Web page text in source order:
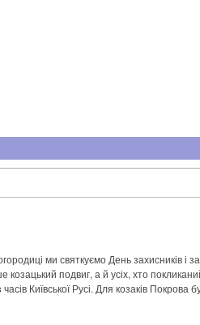
ми святкуємо День захисників і
козацький подвиг, а й усіх, хто
Київської Русі. Для козаків